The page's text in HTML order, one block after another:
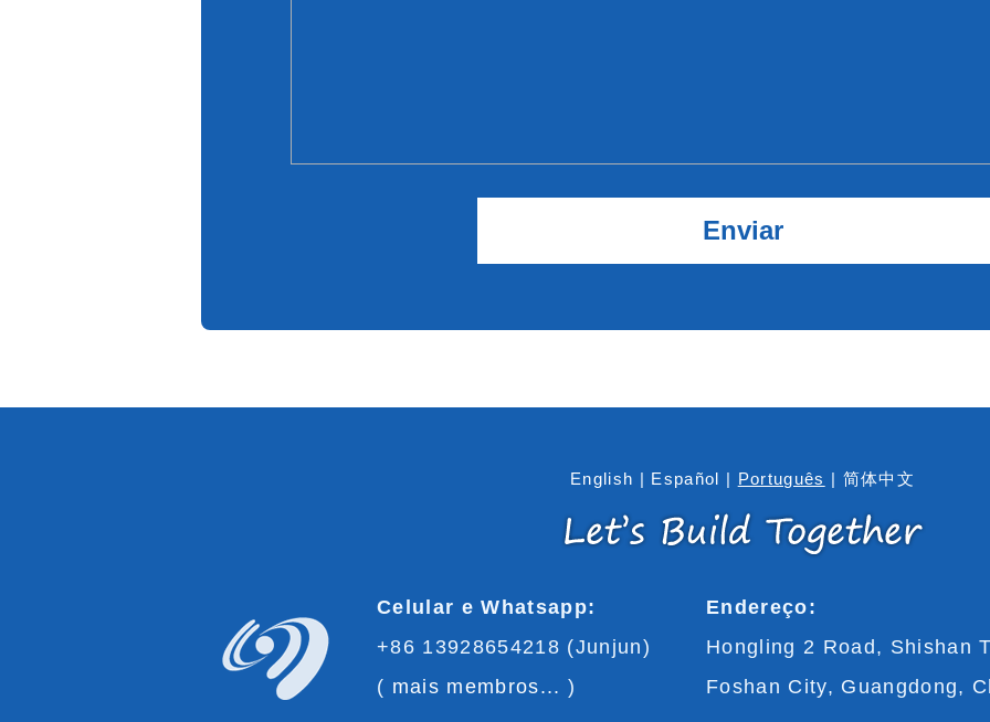
English | Español | Português | 简体中文
Celular e Whatsapp:
+86 13928654218 (Junjun)
( mais membros... )
Endereço:
Hongling 2 Road, Shishan
Foshan City, Guangdong,